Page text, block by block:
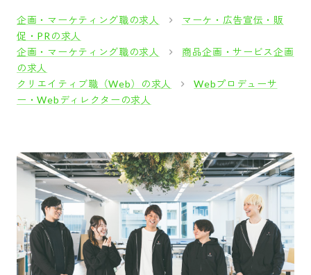
企画・マーケティング職の求人
マーケ・広告宣伝・販
促・PRの求人
企画・マーケティング職の求人
商品企画・サービス企画
の求人
クリエイティブ職（Web）の求人
Webプロデューサ
ー・Webディレクターの求人
採用をお考えの方 運営会社プライバシーポリシーセキュリティポリシー
利用者情報の外部送信
利用規約 よくある質問 サイトマップ Green Identity